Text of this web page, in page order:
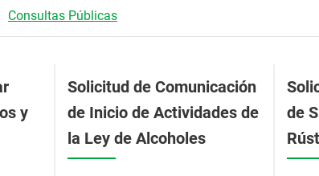
Consultas Públicas
y
Solicitud de Comunicación
de Inicio de Actividades de
la Ley de Alcoholes
de